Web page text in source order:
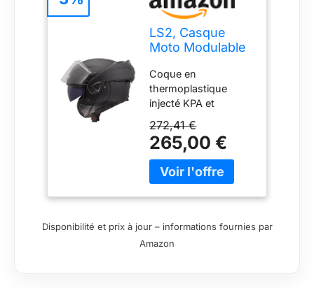
LS2, Casque
Moto Modulable
Matt Black, L
Coque en
thermoplastique
injecté KPA et
carbone 6K /
Doublure EPS Multi-
densité /
Mentonnière
libération d'urgence /
jugulaire par boucle
272,41 €
265,00 €
Disponibilité et prix à jour – informations fournies par
Amazon